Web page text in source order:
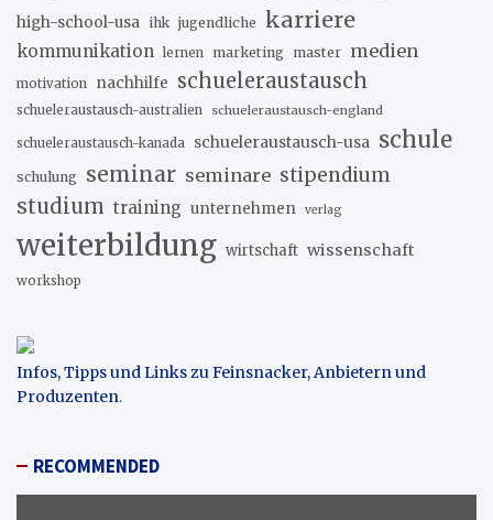
high-school-usa ihk jugendliche karriere
kommunikation lernen marketing master medien
motivation nachhilfe schueleraustausch
schueleraustausch-australien schueleraustausch-england
schueleraustausch-kanada schueleraustausch-usa schule
schulung seminar seminare stipendium
studium training unternehmen verlag
weiterbildung wirtschaft wissenschaft
workshop
Infos, Tipps und Links zu Feinsnacker, Anbietern und
Produzenten.
RECOMMENDED